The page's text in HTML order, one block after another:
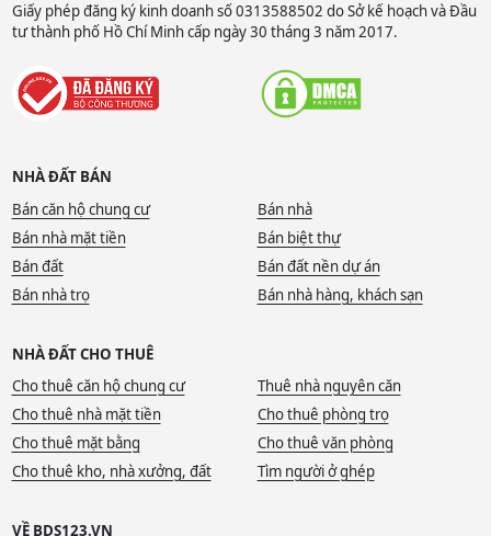
Giấy phép đăng ký kinh doanh số 0313588502 do Sở kế hoạch và Đầu
tư thành phố Hồ Chí Minh cấp ngày 30 tháng 3 năm 2017.
NHÀ ĐẤT BÁN
Bán căn hộ chung cư
Bán nhà
Bán nhà mặt tiền
Bán biệt thự
Bán đất
Bán đất nền dự án
Bán nhà trọ
Bán nhà hàng, khách sạn
NHÀ ĐẤT CHO THUÊ
Cho thuê căn hộ chung cư
Thuê nhà nguyên căn
Cho thuê nhà mặt tiền
Cho thuê phòng trọ
Cho thuê mặt bằng
Cho thuê văn phòng
Cho thuê kho, nhà xưởng, đất
Tìm người ở ghép
VỀ BDS123.VN